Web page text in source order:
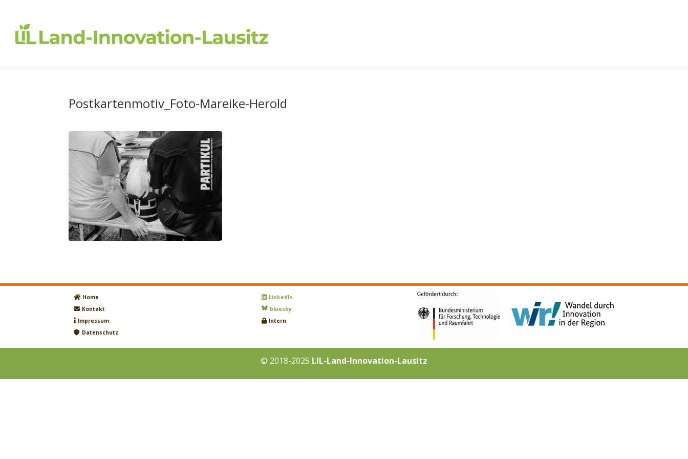
Postkartenmotiv_Foto-Mareike-Herold
Home
Kontakt
Impressum
Datenschutz
LinkedIn
bluesky
Intern
© 2018-2025 LIL-Land-Innovation-Lausitz